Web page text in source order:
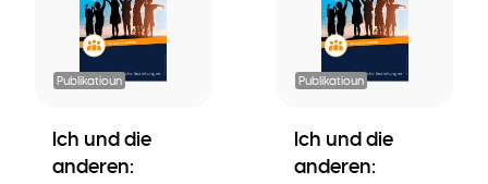
Publikatioun
Ich und die
anderen:
Publikatioun
Ich und die
anderen: